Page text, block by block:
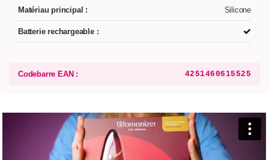
Matériau principal : Silicone
Batterie rechargeable :
Codebarre EAN : 4251460615525